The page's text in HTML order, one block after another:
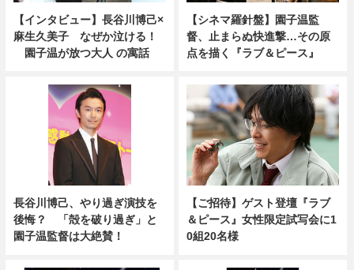
【インタビュー】長谷川博己×
麻生久美子 なぜか泣ける！
園子温が放つ大人 の寓話
【シネマ羅針盤】園子温監
督、止まらぬ快進撃…その原
点を描く『ラブ＆ピース』
長谷川博己、やり過ぎ演技を
後悔？ 「殻を破り過ぎ」と
園子温監督は大絶賛！
【ご招待】ゲスト登壇『ラブ
＆ピース』女性限定試写会に1
0組20名様